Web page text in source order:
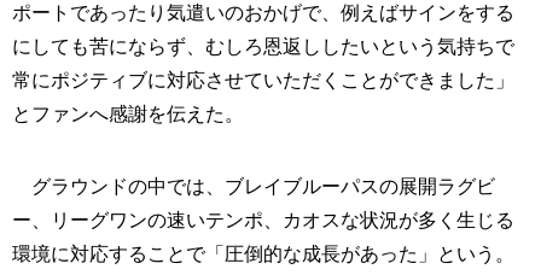
ポートであったり気遣いのおかげで、例えばサインをする
にしても苦にならず、むしろ恩返ししたいという気持ちで
常にポジティブに対応させていただくことができました」
とファンへ感謝を伝えた。
グラウンドの中では、ブレイブルーパスの展開ラグビ
ー、リーグワンの速いテンポ、カオスな状況が多く生じる
環境に対応することで「圧倒的な成長があった」という。